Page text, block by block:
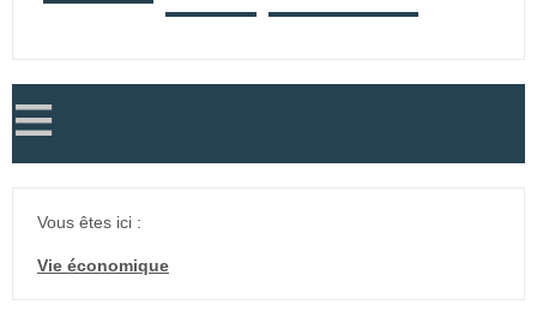
≡
Vous êtes ici :
Vie économique